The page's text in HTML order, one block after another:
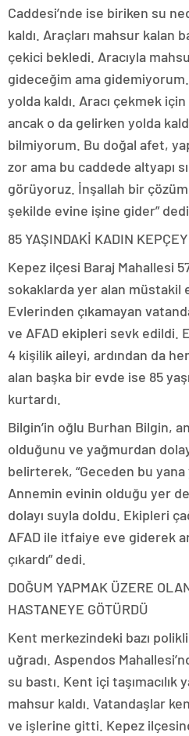
Caddesi’nde ise biriken su
kaldı. Araçları mahsur kalan
çekici bekledi. Aracıyla
gideceğim ama
yolda kaldı. Aracı çekmek için
ancak o da gelirken yolda
bilmiyorum. Bu doğal afet,
zor ama bu caddede altyapı
görüyoruz. İnşallah bir
şekilde evine işine gider” dedi.
85 YAŞINDAKİ KADIN
Kepez ilçesi Baraj Mahallesi
sokaklarda yer alan müstakil
Evlerinden çıkamayan
ve AFAD ekipleri sevk edildi.
4 kişilik aileyi, ardından da
alan başka bir evde ise 85
kurtardı.
Bilgin’in oğlu Burhan Bilgin,
olduğunu ve yağmurdan
belirterek, “Geceden bu yana
Annemin evinin olduğu yer
dolayı suyla doldu. Ekipleri
AFAD ile itfaiye eve giderek
çıkardı” dedi.
DOĞUM YAPMAK ÜZERE
HASTANEYE GÖTÜRDÜ
Kent merkezindeki bazı
uğradı. Aspendos
su bastı. Kent içi
mahsur kaldı. Vatandaşlar
ve işlerine gitti. Kepez